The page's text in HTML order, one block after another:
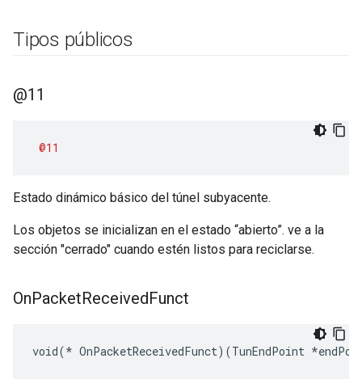
Tipos públicos
@11
@11
Estado dinámico básico del túnel subyacente.
Los objetos se inicializan en el estado “abierto”. ve a la
sección "cerrado" cuando estén listos para reciclarse.
OnPacketReceivedFunct
void(* OnPacketReceivedFunct)(TunEndPoint